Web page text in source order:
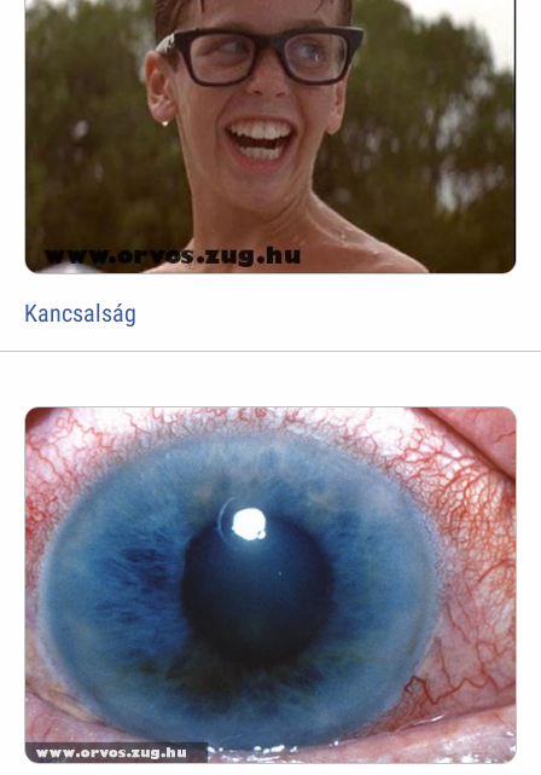
Kancsalság